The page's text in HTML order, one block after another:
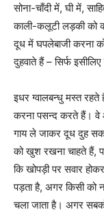
सोना-चाँदी में, घी में,
काली-कलूटी लड़की को
दूध में घपलेबाजी करना
दुहवाते हैं – सिर्फ
इधर ग्वालबन्धु मस्त
करना पसन्द करते हैं।
गाय ले जाकर दूध दुह
को खुश रखना चाहते हैं,
कि खोपड़ी पर सवार
पड़ता है, अगर किसी को
चला जाता है। अगर